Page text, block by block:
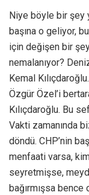
Niye böyle bir şey
başına o geliyor,
için değişen bir
nemalanıyor?
Kemal
Özgür Özel’i
Kılıçdaroğlu. Bu
Vakti zamanında
döndü. CHP’nin
menfaati varsa,
seyretmişse,
bağırmışsa bence